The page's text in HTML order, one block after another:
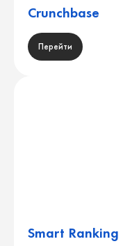
Crunchbase
Перейти
Smart Ranking